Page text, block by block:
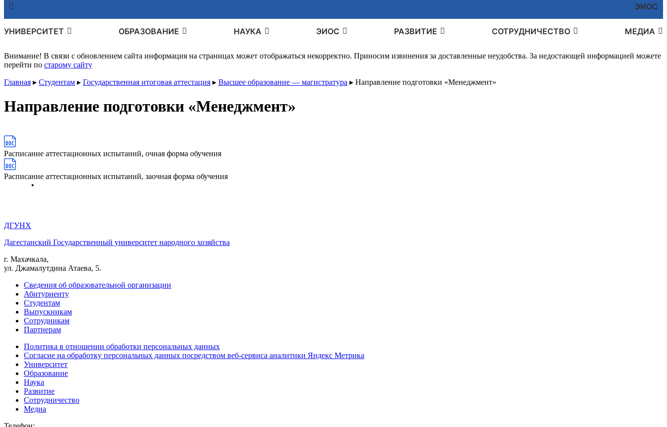
ЭИОС
УНИВЕРСИТЕТ ОБРАЗОВАНИЕ НАУКА ЭИОС РАЗВИТИЕ СОТРУДНИЧЕСТВО МЕДИА
Внимание! В связи с обновлением сайта информация на страницах может отображаться некорректно. Приносим извинения за доставленные неудобства. За недостающей информацией можете
перейти по старому сайту
Главная ▸ Студентам ▸ Государственная итоговая аттестация ▸ Высшее образование — магистратура ▸ Направление подготовки «Менеджмент»
Направление подготовки «Менеджмент»
Расписание аттестационных испытаний, очная форма обучения
Расписание аттестационных испытаний, заочная форма обучения
ДГУНХ
Дагестанский Государственный университет народного хозяйства
г. Махачкала,
ул. Джамалутдина Атаева, 5.
Сведения об образовательной организации
Абитуриенту
Студентам
Выпускникам
Сотрудникам
Партнерам
Политика в отношении обработки персональных данных
Согласие на обработку персональных данных посредством веб-сервиса аналитики Яндекс Метрика
Университет
Образование
Наука
Развитие
Сотрудничество
Медиа